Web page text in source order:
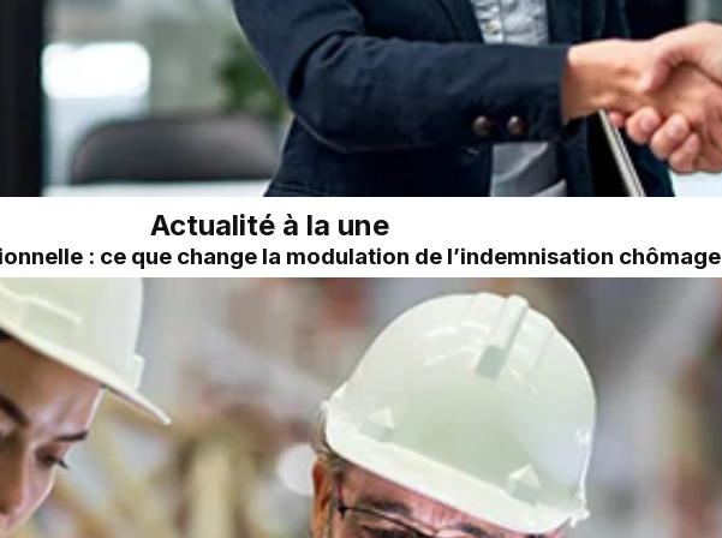
Actualité à la une
: ce que change la modulation de l’indemnisation chômage